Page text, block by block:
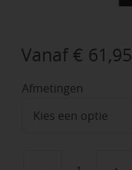
Vanaf € 61,95
Afmetingen